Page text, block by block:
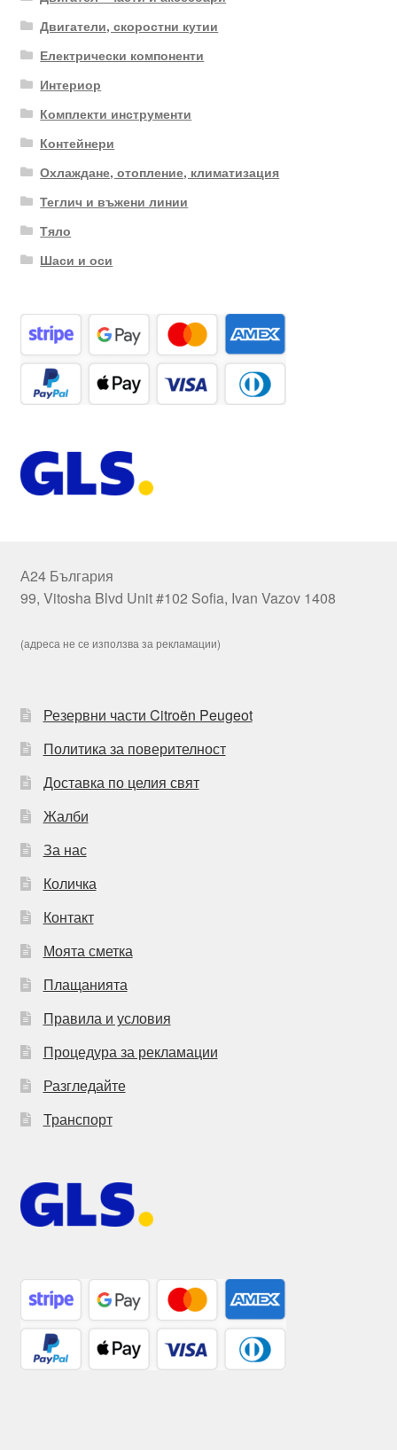
Двигатели, скоростни кутии
Електрически компоненти
Интериор
Комплекти инструменти
Контейнери
Охлаждане, отопление, климатизация
Теглич и въжени линии
Тяло
Шаси и оси
А24 България
99, Vitosha Blvd Unit #102 Sofia, Ivan Vazov 1408
(адреса не се използва за рекламации)
Резервни части Citroën Peugeot
Политика за поверителност
Доставка по целия свят
Жалби
За нас
Количка
Контакт
Моята сметка
Плащанията
Правила и условия
Процедура за рекламации
Разгледайте
Транспорт